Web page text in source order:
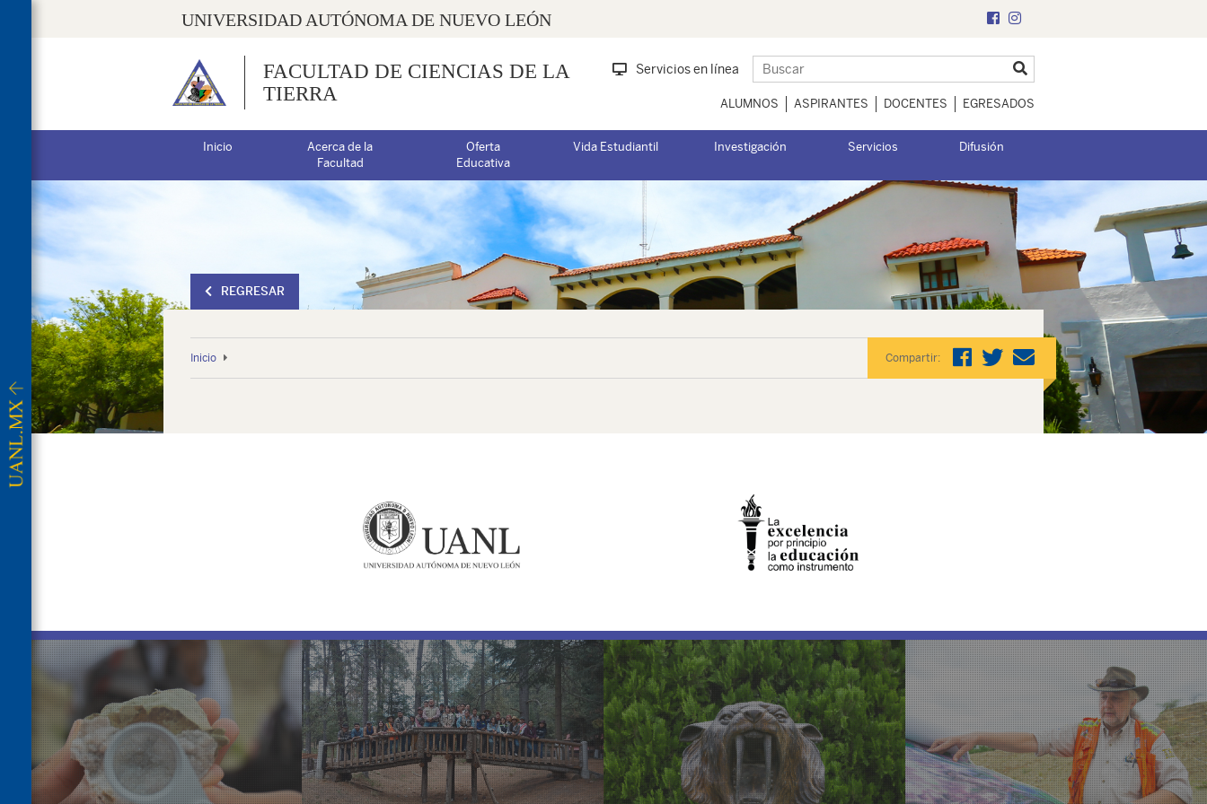
UNIVERSIDAD AUTÓNOMA DE NUEVO LEÓN
FACULTAD DE CIENCIAS DE LA
TIERRA
Servicios en línea
ALUMNOS ASPIRANTES DOCENTES EGRESADOS
Inicio
Acerca de la
Facultad
Oferta
Educativa
Vida Estudiantil Investigación Servicios Difusión
REGRESAR
Inicio Compartir: